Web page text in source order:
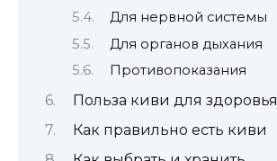
Для нервной системы
Для органов дыхания
Противопоказания
Польза киви для здоровья
Как правильно есть киви